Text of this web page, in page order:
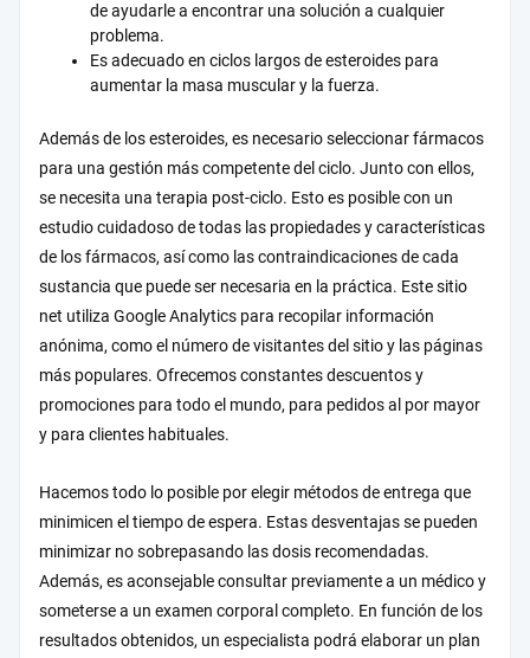
de ayudarle a encontrar una solución a cualquier
problema.
Es adecuado en ciclos largos de esteroides para
aumentar la masa muscular y la fuerza.
Además de los esteroides, es necesario seleccionar fármacos
para una gestión más competente del ciclo. Junto con ellos,
se necesita una terapia post-ciclo. Esto es posible con un
estudio cuidadoso de todas las propiedades y características
de los fármacos, así como las contraindicaciones de cada
sustancia que puede ser necesaria en la práctica. Este sitio
net utiliza Google Analytics para recopilar información
anónima, como el número de visitantes del sitio y las páginas
más populares. Ofrecemos constantes descuentos y
promociones para todo el mundo, para pedidos al por mayor
y para clientes habituales.
Hacemos todo lo posible por elegir métodos de entrega que
minimicen el tiempo de espera. Estas desventajas se pueden
minimizar no sobrepasando las dosis recomendadas.
Además, es aconsejable consultar previamente a un médico y
someterse a un examen corporal completo. En función de los
resultados obtenidos, un especialista podrá elaborar un plan